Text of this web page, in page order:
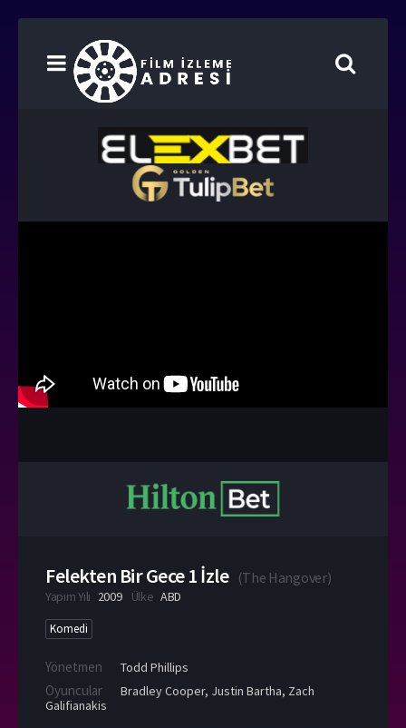
Felekten Bir Gece 1 İzle (The Hangover)
Yapım Yılı 2009 Ülke ABD
Komedi
Yönetmen Todd Phillips
Oyuncular Bradley Cooper, Justin Bartha, Zach
Galifianakis